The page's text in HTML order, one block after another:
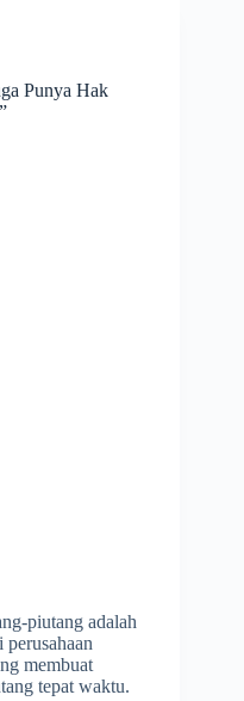
Punya Hak
piutang adalah
membuat
tepat waktu.